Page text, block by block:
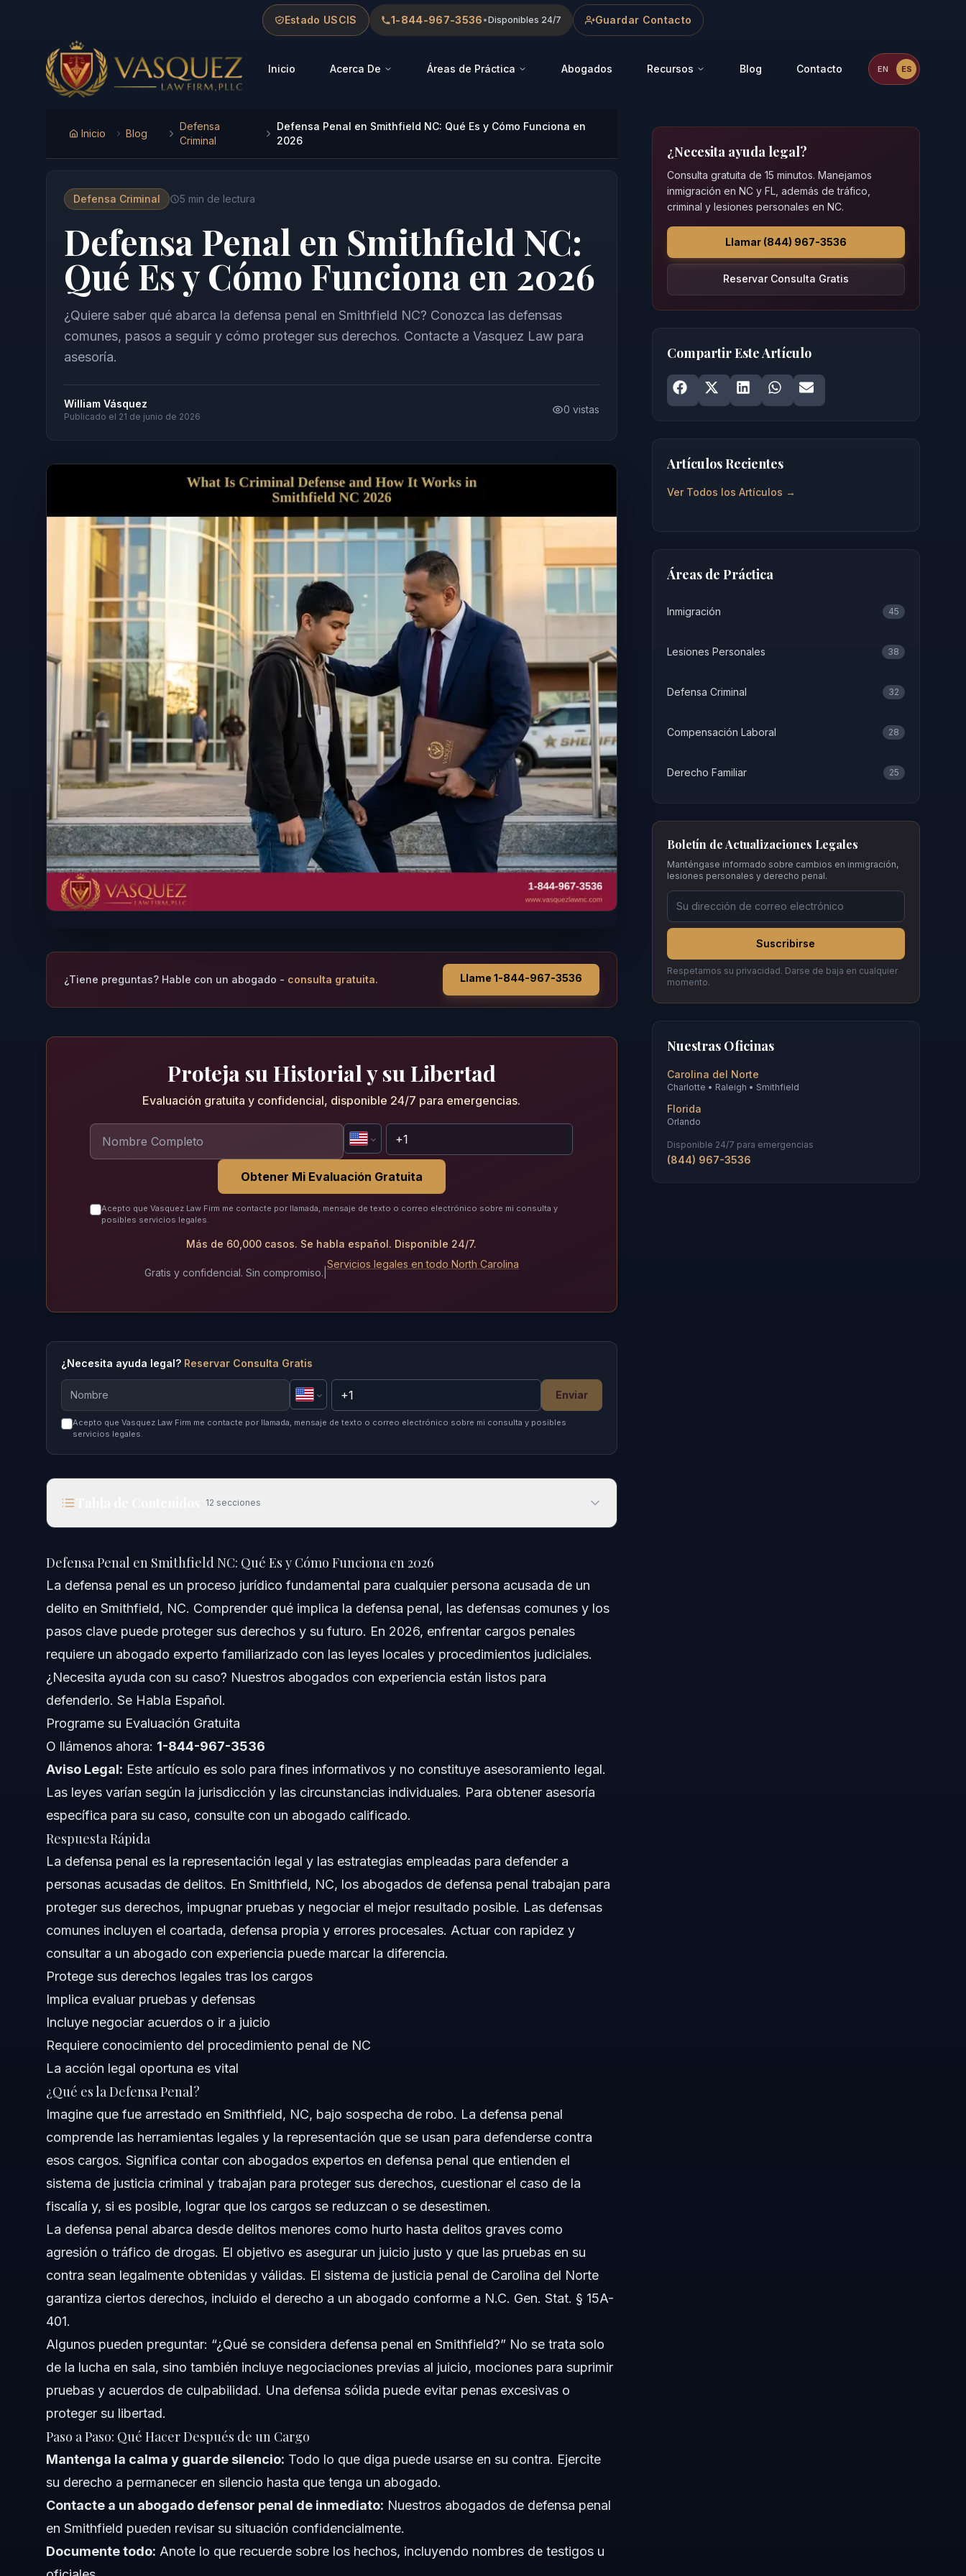
Estado USCIS 1-844-967-3536 •Disponibles 24/7 Guardar Contacto
Vasquez Law Firm - Home
Inicio Acerca De Áreas de Práctica Abogados Recursos Blog Contacto ES
EN
Inicio Blog
Defensa
Criminal
Defensa Penal en Smithfield NC: Qué Es y Cómo Funciona en
2026
Defensa Criminal 5 min de lectura
Defensa Penal en Smithfield NC:
Qué Es y Cómo Funciona en 2026
¿Quiere saber qué abarca la defensa penal en Smithfield NC? Conozca las defensas
comunes, pasos a seguir y cómo proteger sus derechos. Contacte a Vasquez Law para
asesoría.
William Vásquez
Publicado el 21 de junio de 2026
0 vistas
¿Tiene preguntas? Hable con un abogado - consulta gratuita. Llame 1-844-967-3536
Proteja su Historial y su Libertad
Evaluación gratuita y confidencial, disponible 24/7 para emergencias.
Obtener Mi Evaluación Gratuita
Acepto que Vasquez Law Firm me contacte por llamada, mensaje de texto o correo electrónico sobre mi consulta y
posibles servicios legales.
Más de 60,000 casos. Se habla español. Disponible 24/7.
Gratis y confidencial. Sin compromiso.
Servicios legales en todo North Carolina
¿Necesita ayuda legal? Reservar Consulta Gratis
Enviar
Acepto que Vasquez Law Firm me contacte por llamada, mensaje de texto o correo electrónico sobre mi consulta y posibles
servicios legales.
12 secciones
¿Qué es la Defensa Penal?
Paso a Paso: Qué Hacer Después de un Cargo
Defensas Penales Comunes Explicadas
Errores a Evitar en Casos de Defensa Penal
Cuándo Llamar a un Abogado de Defensa Penal
Cronograma y Qué Esperar en los Tribunales de NC
Costos y Honorarios para Defensa Penal
Sobre Vasquez Law Firm
Confianza y Experiencia del Abogado
Preguntas Frecuentes
¿Qué se considera defensa penal?
¿Qué no debo decirle a mi abogado de defensa penal?
¿Los abogados de defensa penal ganan $500,000 al año?
¿Cuáles son las defensas penales más comunes?
¿Puedo representarme en un caso penal?
¿Cuánto tarda un caso penal típico en Smithfield?
¿Qué pasa si falto a una fecha de la corte?
¿Los antecedentes penales son públicos en Carolina del Norte?
Fuentes y Referencias
Defensa Penal en Smithfield NC: Qué Es y Cómo Funciona en 2026
La defensa penal es un proceso jurídico fundamental para cualquier persona acusada de un
delito en Smithfield, NC. Comprender qué implica la defensa penal, las defensas comunes y los
pasos clave puede proteger sus derechos y su futuro. En 2026, enfrentar cargos penales
requiere un abogado experto familiarizado con las leyes locales y procedimientos judiciales.
¿Necesita ayuda con su caso? Nuestros abogados con experiencia están listos para
defenderlo. Se Habla Español.
Programe su Evaluación Gratuita
O llámenos ahora: 1-844-967-3536
Aviso Legal: Este artículo es solo para fines informativos y no constituye asesoramiento legal.
Las leyes varían según la jurisdicción y las circunstancias individuales. Para obtener asesoría
específica para su caso, consulte con un abogado calificado.
Respuesta Rápida
La defensa penal es la representación legal y las estrategias empleadas para defender a
personas acusadas de delitos. En Smithfield, NC, los abogados de defensa penal trabajan para
proteger sus derechos, impugnar pruebas y negociar el mejor resultado posible. Las defensas
comunes incluyen el coartada, defensa propia y errores procesales. Actuar con rapidez y
consultar a un abogado con experiencia puede marcar la diferencia.
Protege sus derechos legales tras los cargos
Implica evaluar pruebas y defensas
Incluye negociar acuerdos o ir a juicio
Requiere conocimiento del procedimiento penal de NC
La acción legal oportuna es vital
¿Qué es la Defensa Penal?
Imagine que fue arrestado en Smithfield, NC, bajo sospecha de robo. La defensa penal
comprende las herramientas legales y la representación que se usan para defenderse contra
esos cargos. Significa contar con abogados expertos en defensa penal que entienden el
sistema de justicia criminal y trabajan para proteger sus derechos, cuestionar el caso de la
fiscalía y, si es posible, lograr que los cargos se reduzcan o se desestimen.
La defensa penal abarca desde delitos menores como hurto hasta delitos graves como
agresión o tráfico de drogas. El objetivo es asegurar un juicio justo y que las pruebas en su
contra sean legalmente obtenidas y válidas. El sistema de justicia penal de Carolina del Norte
garantiza ciertos derechos, incluido el derecho a un abogado conforme a N.C. Gen. Stat. § 15A-
401.
Algunos pueden preguntar: “¿Qué se considera defensa penal en Smithfield?” No se trata solo
de la lucha en sala, sino también incluye negociaciones previas al juicio, mociones para suprimir
pruebas y acuerdos de culpabilidad. Una defensa sólida puede evitar penas excesivas o
proteger su libertad.
Paso a Paso: Qué Hacer Después de un Cargo
Mantenga la calma y guarde silencio: Todo lo que diga puede usarse en su contra. Ejercite
su derecho a permanecer en silencio hasta que tenga un abogado.
Contacte a un abogado defensor penal de inmediato: Nuestros abogados de defensa penal
en Smithfield pueden revisar su situación confidencialmente.
Documente todo: Anote lo que recuerde sobre los hechos, incluyendo nombres de testigos u
¿Necesita ayuda legal?
Consulta gratuita de 15 minutos. Manejamos
inmigración en NC y FL, además de tráfico,
criminal y lesiones personales en NC.
Llamar (844) 967-3536
Reservar Consulta Gratis
Compartir Este Artículo
Share onFacebook
Share onX
Share onLinkedIn
Share onWhatsApp
Share on
Artículos Recientes
Ver Todos los Artículos →
Áreas de Práctica
Inmigración 45
Lesiones Personales 38
Defensa Criminal 32
Compensación Laboral 28
Derecho Familiar 25
Boletín de Actualizaciones Legales
Manténgase informado sobre cambios en inmigración,
lesiones personales y derecho penal.
Suscribirse
Respetamos su privacidad. Darse de baja en cualquier
momento.
Nuestras Oficinas
Carolina del Norte
Charlotte • Raleigh • Smithfield
Florida
Orlando
Disponible 24/7 para emergencias
(844) 967-3536